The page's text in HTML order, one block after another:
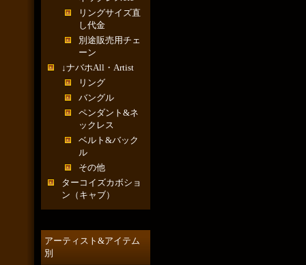
リングサイズ直
し代金
別途販売用チェ
ーン
↓ナバホAll・Artist
リング
バングル
ペンダント&ネ
ックレス
ベルト&バック
ル
その他
ターコイズカボショ
ン（キャブ）
アーティスト&アイテム
別